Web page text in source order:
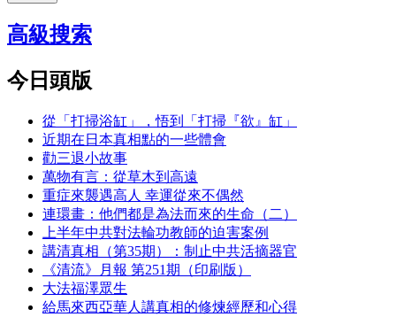
高級搜索
今日頭版
從「打掃浴缸」，悟到「打掃『欲』缸」
近期在日本真相點的一些體會
勸三退小故事
萬物有言：從草木到高遠
重症來襲遇高人 幸運從來不偶然
連環畫：他們都是為法而來的生命（二）
上半年中共對法輪功教師的迫害案例
講清真相（第35期）：制止中共活摘器官
《清流》月報 第251期（印刷版）
大法福澤眾生
給馬來西亞華人講真相的修煉經歷和心得